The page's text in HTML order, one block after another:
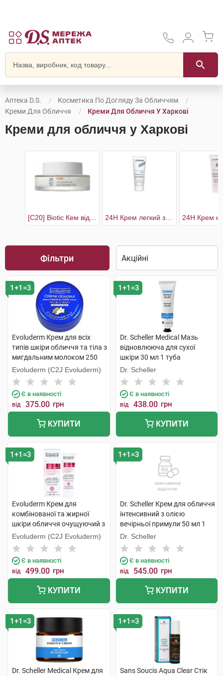
Аптека D.S.
Косметика По Догляду За Обличчям
Креми Для Обличчя
Креми Для Обличчя У Харкові
Креми для обличчя у Харкові
Фільтри
1+1=3
Evoluderm Крем для всіх
типів шкіри обличчя та тіла з
мигдальним молоком 250
мл 1 банка
Evoluderm (C2J Evoluderm)
Є в наявності
від 375.00 грн
КУПИТИ
1+1=3
Dr. Scheller Medical Мазь
відновлююча для сухої
шкіри 30 мл 1 туба
Dr. Scheller
Є в наявності
від 438.00 грн
КУПИТИ
1+1=3
Evoluderm Крем для
комбінованої та жирної
шкіри обличчя очущуючий з
екстрактом грейпфруту
проти недолік.шкіри 50 мл 1
туба
Evoluderm (C2J Evoluderm)
Є в наявності
від 499.00 грн
КУПИТИ
1+1=3
Dr. Scheller Крем для обличчя
інтенсивний з олією
вечірньої примули 50 мл 1
банка
Dr. Scheller
Є в наявності
від 545.00 грн
КУПИТИ
1+1=3
Dr. Scheller Medical Крем для
1+1=3
Sans Soucis Aqua Clear Стік